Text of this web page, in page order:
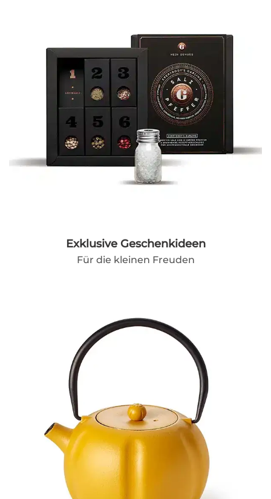
Exklusive Geschenkideen
Für die kleinen Freuden